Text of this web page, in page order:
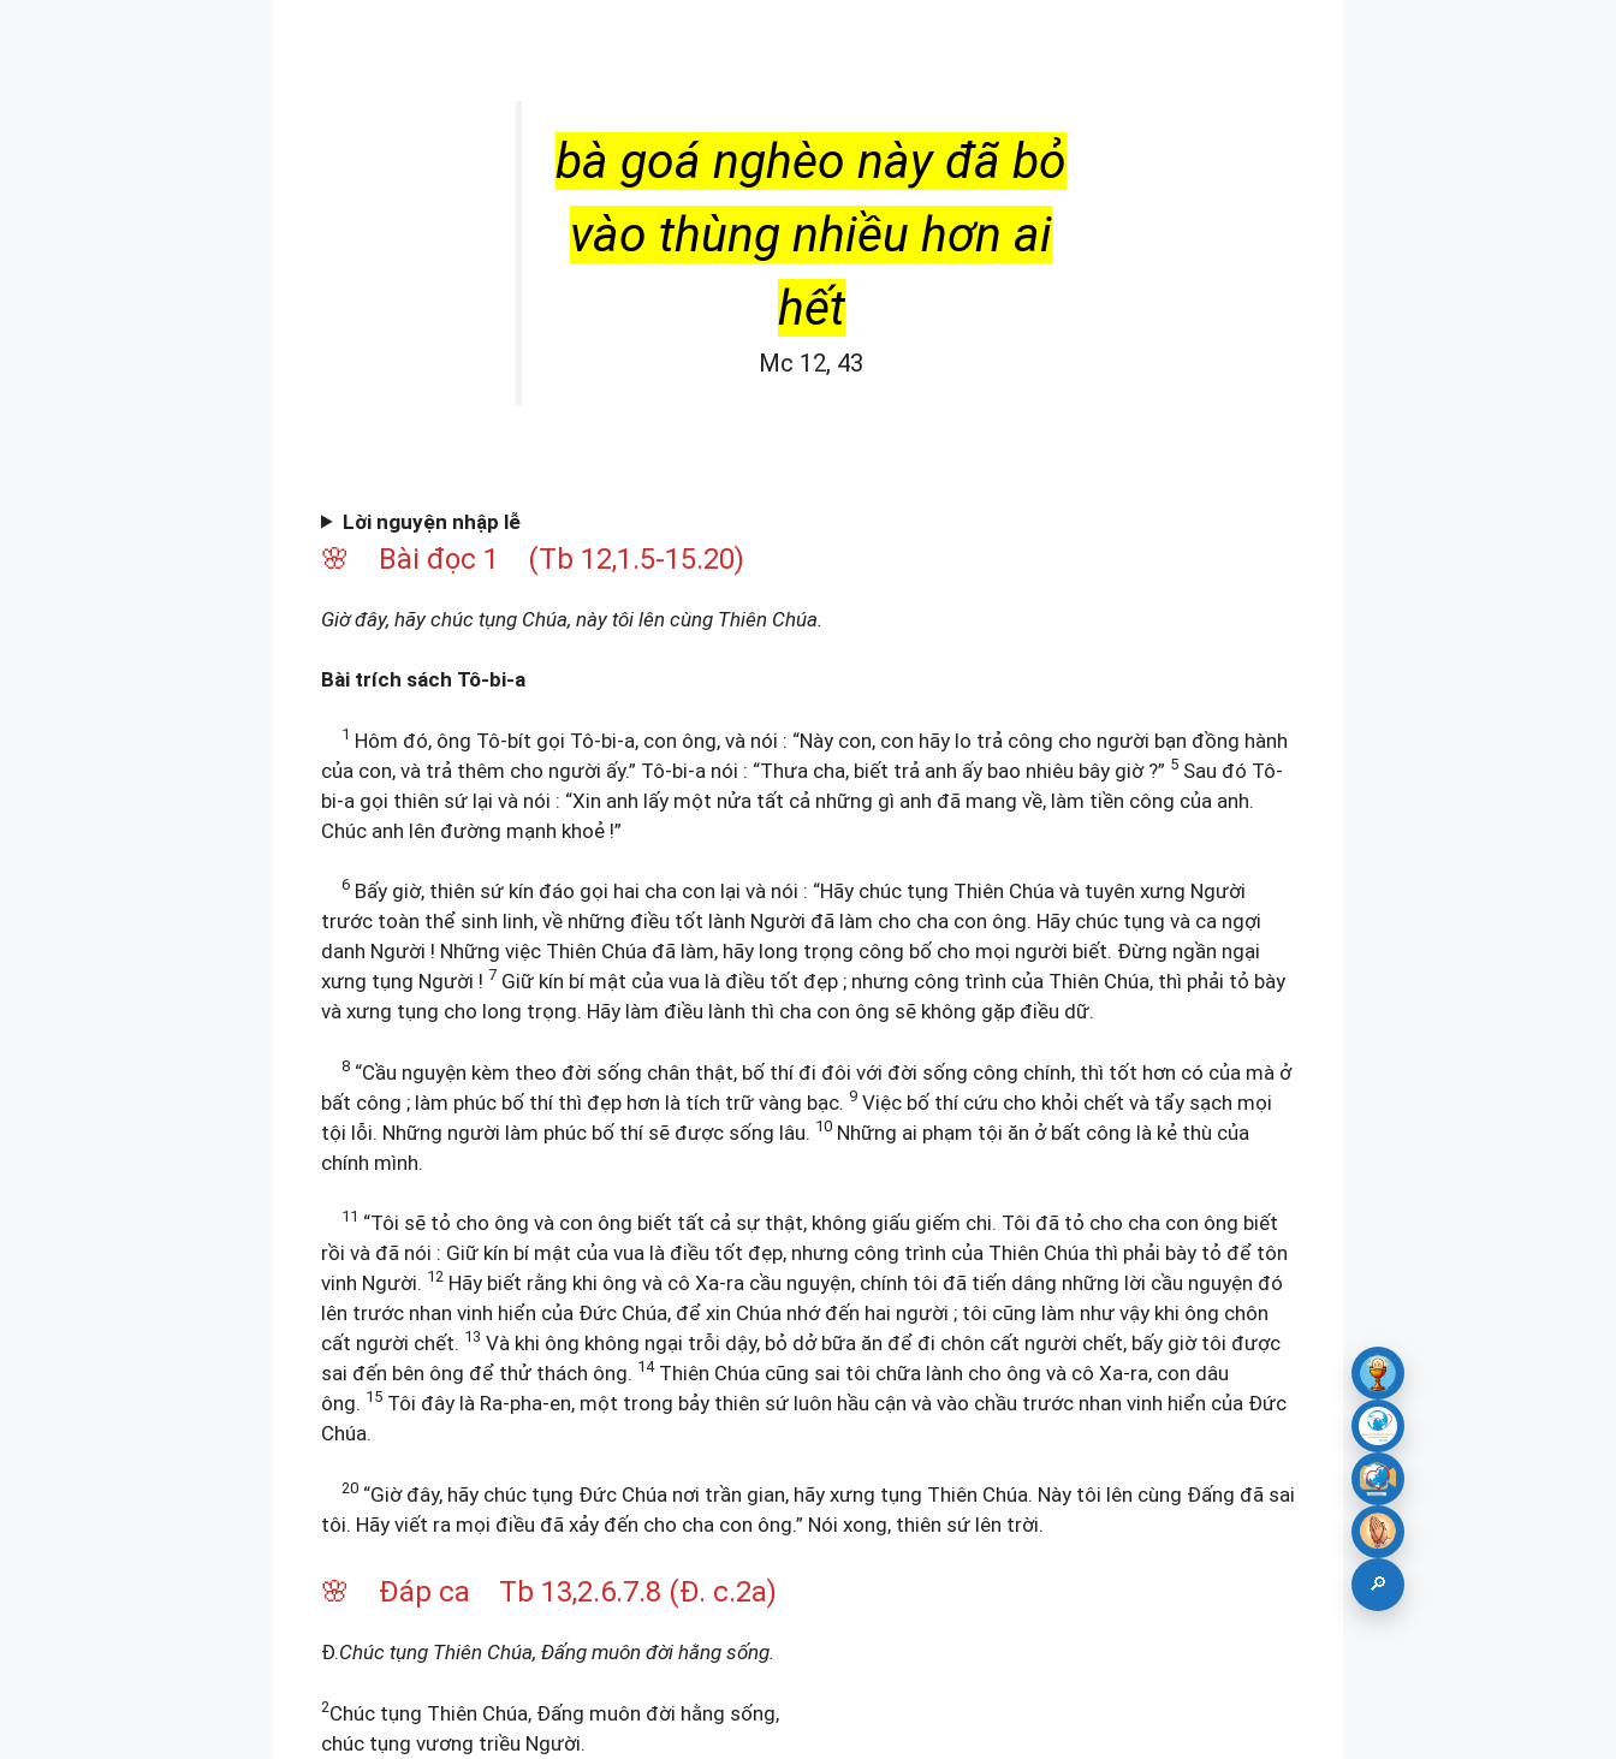
bà goá nghèo này đã bỏ
vào thùng nhiều hơn ai
hết
Mc 12, 43
Lời nguyện nhập lễ
🌸 Bài đọc 1 (Tb 12,1.5-15.20)
Giờ đây, hãy chúc tụng Chúa, này tôi lên cùng Thiên Chúa.
Bài trích sách Tô-bi-a
1 Hôm đó, ông Tô-bít gọi Tô-bi-a, con ông, và nói : “Này con, con hãy lo trả công cho người bạn đồng hành
của con, và trả thêm cho người ấy.” Tô-bi-a nói : “Thưa cha, biết trả anh ấy bao nhiêu bây giờ ?” 5 Sau đó Tô-
bi-a gọi thiên sứ lại và nói : “Xin anh lấy một nửa tất cả những gì anh đã mang về, làm tiền công của anh.
Chúc anh lên đường mạnh khoẻ !”
6 Bấy giờ, thiên sứ kín đáo gọi hai cha con lại và nói : “Hãy chúc tụng Thiên Chúa và tuyên xưng Người
trước toàn thể sinh linh, về những điều tốt lành Người đã làm cho cha con ông. Hãy chúc tụng và ca ngợi
danh Người ! Những việc Thiên Chúa đã làm, hãy long trọng công bố cho mọi người biết. Đừng ngần ngại
xưng tụng Người ! 7 Giữ kín bí mật của vua là điều tốt đẹp ; nhưng công trình của Thiên Chúa, thì phải tỏ bày
và xưng tụng cho long trọng. Hãy làm điều lành thì cha con ông sẽ không gặp điều dữ.
8 “Cầu nguyện kèm theo đời sống chân thật, bố thí đi đôi với đời sống công chính, thì tốt hơn có của mà ở
bất công ; làm phúc bố thí thì đẹp hơn là tích trữ vàng bạc. 9 Việc bố thí cứu cho khỏi chết và tẩy sạch mọi
tội lỗi. Những người làm phúc bố thí sẽ được sống lâu. 10 Những ai phạm tội ăn ở bất công là kẻ thù của
chính mình.
11 “Tôi sẽ tỏ cho ông và con ông biết tất cả sự thật, không giấu giếm chi. Tôi đã tỏ cho cha con ông biết
rồi và đã nói : Giữ kín bí mật của vua là điều tốt đẹp, nhưng công trình của Thiên Chúa thì phải bày tỏ để tôn
vinh Người. 12 Hãy biết rằng khi ông và cô Xa-ra cầu nguyện, chính tôi đã tiến dâng những lời cầu nguyện đó
lên trước nhan vinh hiển của Đức Chúa, để xin Chúa nhớ đến hai người ; tôi cũng làm như vậy khi ông chôn
cất người chết. 13 Và khi ông không ngại trỗi dậy, bỏ dở bữa ăn để đi chôn cất người chết, bấy giờ tôi được
sai đến bên ông để thử thách ông. 14Thiên Chúa cũng sai tôi chữa lành cho ông và cô Xa-ra, con dâu
ông. 15 Tôi đây là Ra-pha-en, một trong bảy thiên sứ luôn hầu cận và vào chầu trước nhan vinh hiển của Đức
Chúa.
20 “Giờ đây, hãy chúc tụng Đức Chúa nơi trần gian, hãy xưng tụng Thiên Chúa. Này tôi lên cùng Đấng đã sai
tôi. Hãy viết ra mọi điều đã xảy đến cho cha con ông.” Nói xong, thiên sứ lên trời.
🌸 Đáp ca Tb 13,2.6.7.8 (Đ. c.2a)
Đ.Chúc tụng Thiên Chúa, Đấng muôn đời hằng sống.
2Chúc tụng Thiên Chúa, Đấng muôn đời hằng sống,
chúc tụng vương triều Người.
🔎